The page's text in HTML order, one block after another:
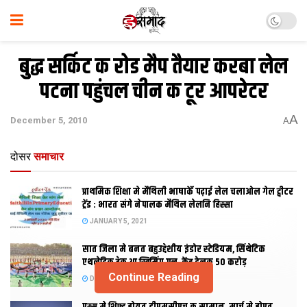
बुद्ध सर्किट क रोड मैप तैयार करबा लेल
पटना पहुंचल चीन क टूर आपरेटर
December 5, 2010 AA
दोसर समाचार
प्राथमिक शि‍क्षा मे मैथि‍ली भाषाकेँ पढ़ाई लेल चलाओल गेल ट्वीटर
ट्रेंड : भारत संगे नेपालक मैथिल लेलनि हिस्सा
JANUARY 5, 2021
सात जिला मे बनत बहुउद्देशीय इंडोर स्‍टेडि‍यम, सिंथेटिक
एथलेटिक ट्रेक आ स्विमिंग पुल, केंद्र देलक 50 करोड़
DECEMBER 26, 2020
Continue Reading